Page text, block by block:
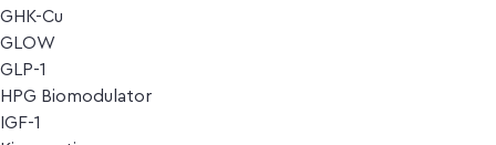
GHK-Cu
GLOW
GLP-1
HPG Biomodulator
IGF-1